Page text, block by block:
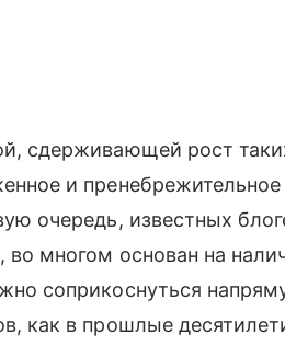
сдерживающей рост
и
очередь, известных
многом основан на
соприкоснуться
как в прошлые